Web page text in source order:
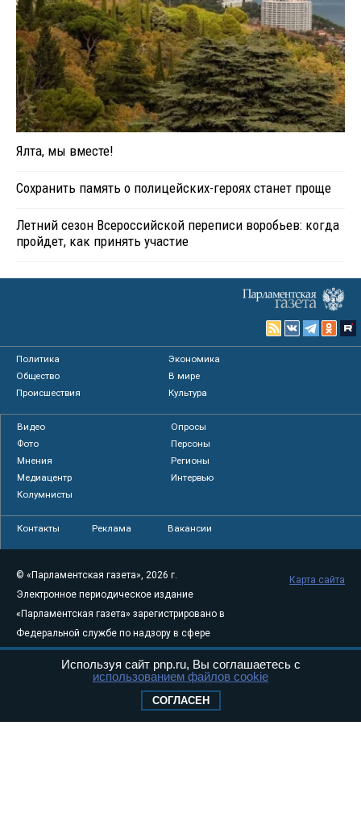
Ялта, мы вместе!
Сохранить память о полицейских-героях станет проще
Летний сезон Всероссийской переписи воробьев: когда
пройдет, как принять участие
Политика
Экономика
Общество
В мире
Происшествия
Культура
Видео
Опросы
Фото
Персоны
Мнения
Регионы
Медиацентр
Интервью
Колумнисты
Контакты Реклама Вакансии
© «Парламентская газета», 2026 г.
Электронное периодическое издание
«Парламентская газета» зарегистрировано в
Федеральной службе по надзору в сфере
связи, информационных технологий и
массовых коммуникаций (Роскомнадзор) 05
Свидетельство о регистрации Эл № ФС77-
Карта сайта
Используя сайт pnp.ru, Вы соглашаетесь с
использованием файлов cookie
СОГЛАСЕН